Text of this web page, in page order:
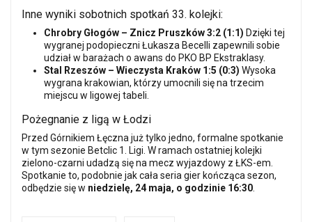
Inne wyniki sobotnich spotkań 33. kolejki:
Chrobry Głogów – Znicz Pruszków 3:2 (1:1) Dzięki tej
wygranej podopieczni Łukasza Becelli zapewnili sobie
udział w barażach o awans do PKO BP Ekstraklasy.
Stal Rzeszów – Wieczysta Kraków 1:5 (0:3) Wysoka
wygrana krakowian, którzy umocnili się na trzecim
miejscu w ligowej tabeli.
Pożegnanie z ligą w Łodzi
Przed Górnikiem Łęczna już tylko jedno, formalne spotkanie
w tym sezonie Betclic 1. Ligi. W ramach ostatniej kolejki
zielono-czarni udadzą się na mecz wyjazdowy z ŁKS-em.
Spotkanie to, podobnie jak cała seria gier kończąca sezon,
odbędzie się w niedzielę, 24 maja, o godzinie 16:30.